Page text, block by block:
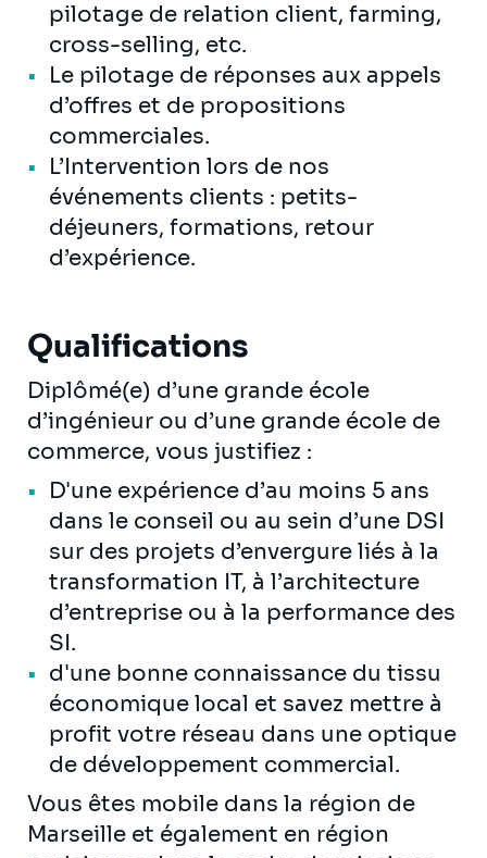
pilotage de relation client, farming,
cross-selling, etc.
Le pilotage de réponses aux appels
d’offres et de propositions
commerciales.
L’Intervention lors de nos
événements clients : petits-
déjeuners, formations, retour
d’expérience.
Qualifications
Diplômé(e) d’une grande école
d’ingénieur ou d’une grande école de
commerce, vous justifiez :
D'une expérience d’au moins 5 ans
dans le conseil ou au sein d’une DSI
sur des projets d’envergure liés à la
transformation IT, à l’architecture
d’entreprise ou à la performance des
SI.
d'une bonne connaissance du tissu
économique local et savez mettre à
profit votre réseau dans une optique
de développement commercial.
Vous êtes mobile dans la région de
Marseille et également en région